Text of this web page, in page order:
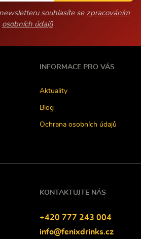
souhlasíte se zpracováním
osobních údajů
INFORMACE PRO VÁS
Aktuality
Blog
Ochrana osobních údajů
KONTAKTUJTE NÁS
Telefon:
+420 777 243 004
E-
info@fenixdrinks.cz